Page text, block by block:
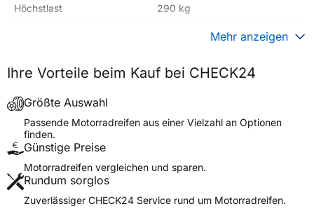
Höchstlast
290 kg
Fahrzeugtyp
Motorrad
Verwendung
Modellname
MT 21 RALLYCROSS REAR
Reifenposition
Motorradtyp
Enduro
Weitere Eigenschaften
Mehr anzeigen
Ihre Vorteile beim Kauf bei CHECK24
Größte Auswahl
Passende Motorradreifen aus einer Vielzahl an Optionen
finden.
Günstige Preise
Motorradreifen vergleichen und sparen.
Rundum sorglos
Zuverlässiger CHECK24 Service rund um Motorradreifen.